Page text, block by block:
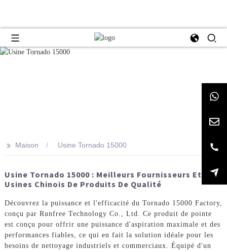
>> Maison Usine Tornado 15000
Usine Tornado 15000 : Meilleurs Fournisseurs Et
Usines Chinois De Produits De Qualité
Découvrez la puissance et l'efficacité du Tornado 15000 Factory,
conçu par Runfree Technology Co., Ltd. Ce produit de pointe
est conçu pour offrir une puissance d'aspiration maximale et des
performances fiables, ce qui en fait la solution idéale pour les
besoins de nettoyage industriels et commerciaux. Équipé d'un